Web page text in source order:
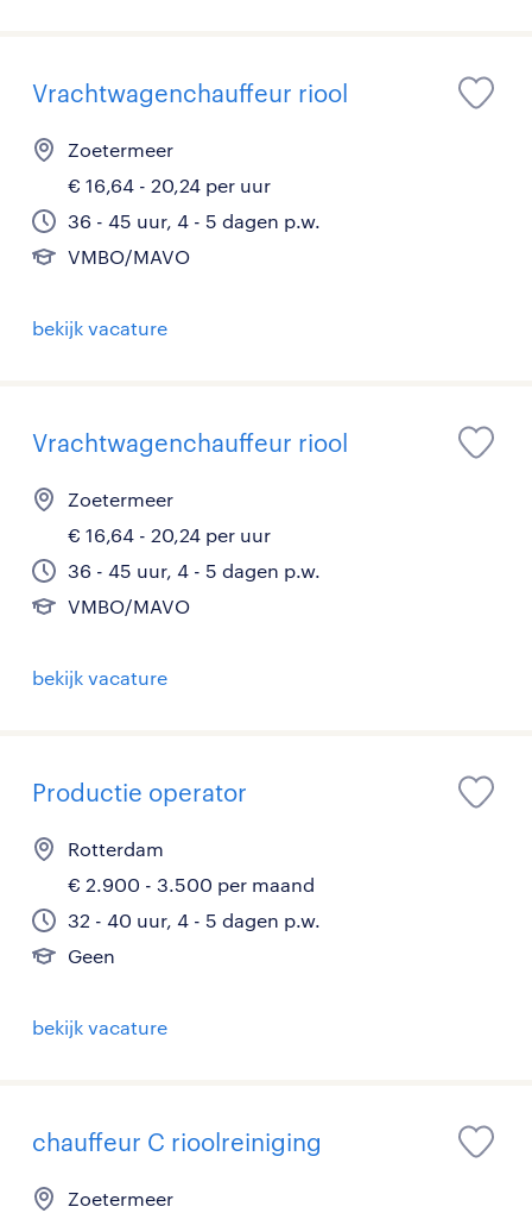
Vrachtwagenchauffeur riool
Zoetermeer
€ 16,64 - 20,24 per uur
36 - 45 uur, 4 - 5 dagen p.w.
VMBO/MAVO
bekijk vacature
Vrachtwagenchauffeur riool
Zoetermeer
€ 16,64 - 20,24 per uur
36 - 45 uur, 4 - 5 dagen p.w.
VMBO/MAVO
bekijk vacature
Productie operator
Rotterdam
€ 2.900 - 3.500 per maand
32 - 40 uur, 4 - 5 dagen p.w.
Geen
bekijk vacature
chauffeur C rioolreiniging
Zoetermeer